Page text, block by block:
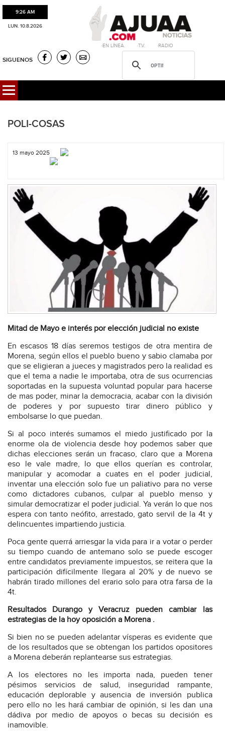
9:26 AM
LUN. 10.8.2026
·EN LÍNEA. ·T.V. ·RADIO
SIGUENOS
POLI-COSAS
13 mayo 2025
Mitad de Mayo e interés por elección judicial no existe
En escasos 18 días seremos testigos de otra mentira de
Morena, según ellos el pueblo bueno y sabio clamaba por
que se eligieran a jueces y magistrados pero la realidad es
que el tema a nadie le importaba, otra de sus ocurrencias
soportadas en la supuesta voluntad popular para hacerse
de mas poder, minar la democracia, acabar con la división
de poderes y por supuesto tirar dinero público y
embolsarse lo que puedan.
Si al poco interés sumamos el miedo justificado por la
enorme ola de violencia desde hoy podemos saber que
dichas elecciones serán un fracaso, claro que a Morena
eso le vale madre, lo que ellos querían es controlar,
manipular y acomodar a cuates en el poder judicial,
inventar una elección solo fue un paliativo para no verse
como dictadores cubanos, culpar al pueblo menso y
simular democratizar el poder judicial. Ya verán lo que nos
espera con tanto neófito, arrestado, gato servil de la 4t y
delincuentes impartiendo justicia.
Poca gente querrá arriesgar la vida para ir a votar o perder
su tiempo cuando de antemano solo se puede escoger
entre candidatos previamente impuestos, se reitera que la
participación difícilmente llegara al 20% y de nuevo se
habrán tirado millones del erario solo para otra farsa de la
4t.
Resultados Durango y Veracruz pueden cambiar las
estrategias de la hoy oposición a Morena .
Si bien no se pueden adelantar vísperas es evidente que
de los resultados que se obtengan los partidos opositores
a Morena deberán replantearse sus estrategias.
A los electores no les importa nada, pueden tener
pésimos servicios de salud, inseguridad rampante,
educación deplorable y ausencia de inversión publica
pero ello no les hará cambiar de opinión, si les dan una
dádiva por medio de apoyos o becas su decisión es
inamovible.